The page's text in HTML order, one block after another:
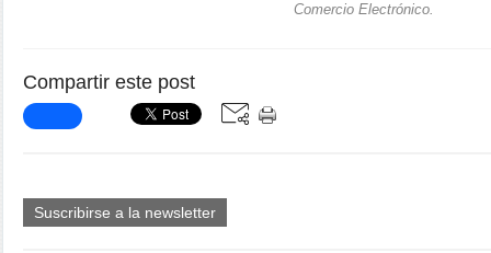
Comercio Electrónico.
Compartir este post
Suscribirse a la newsletter